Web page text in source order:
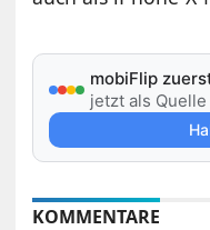
mobiFlip
jetzt als
KOMMENTARE